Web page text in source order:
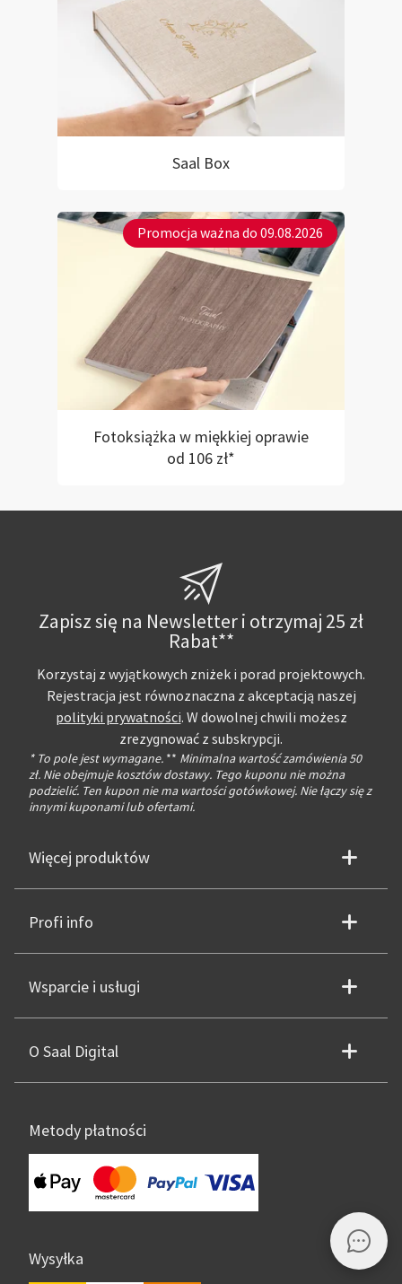
Saal Box
Promocja ważna do 09.08.2026
Fotoksiążka w miękkiej oprawie
od 106 zł*
Zapisz się na Newsletter i otrzymaj 25 zł
Rabat**
Korzystaj z wyjątkowych zniżek i porad projektowych.
Rejestracja jest równoznaczna z akceptacją naszej
polityki prywatności. W dowolnej chwili możesz
zrezygnować z subskrypcji.
* To pole jest wymagane. ** Minimalna wartość zamówienia 50
zł. Nie obejmuje kosztów dostawy. Tego kuponu nie można
podzielić. Ten kupon nie ma wartości gotówkowej. Nie łączy się z
innymi kuponami lub ofertami.
Więcej produktów
Profi info
Wsparcie i usługi
O Saal Digital
Metody płatności
Wysyłka